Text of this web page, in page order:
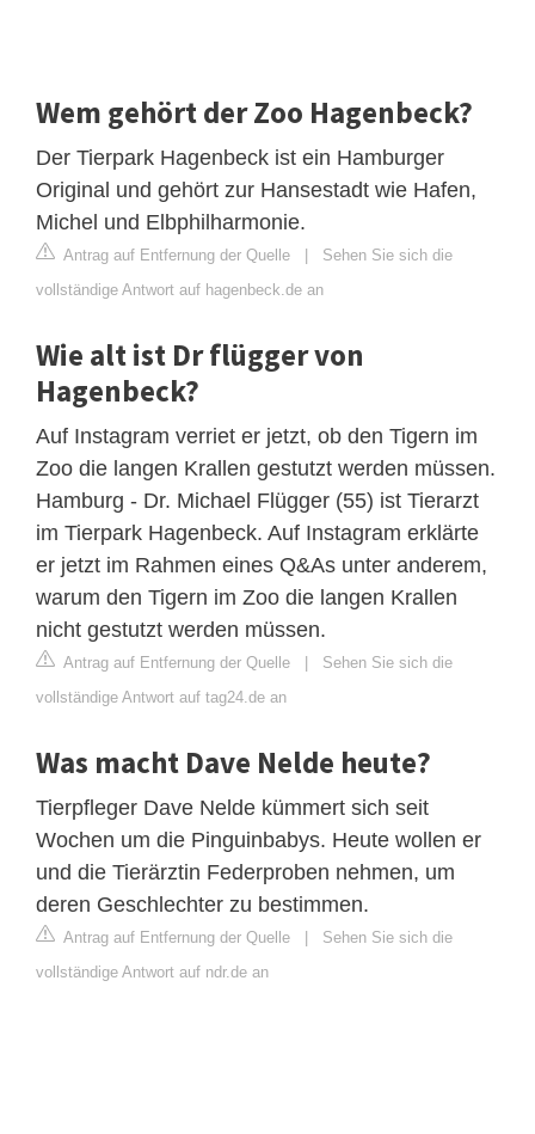
Wem gehört der Zoo Hagenbeck?
Der Tierpark Hagenbeck ist ein Hamburger
Original und gehört zur Hansestadt wie Hafen,
Michel und Elbphilharmonie.
Antrag auf Entfernung der Quelle | Sehen Sie sich die
vollständige Antwort auf hagenbeck.de an
Wie alt ist Dr flügger von
Hagenbeck?
Auf Instagram verriet er jetzt, ob den Tigern im
Zoo die langen Krallen gestutzt werden müssen.
Hamburg - Dr. Michael Flügger (55) ist Tierarzt
im Tierpark Hagenbeck. Auf Instagram erklärte
er jetzt im Rahmen eines Q&As unter anderem,
warum den Tigern im Zoo die langen Krallen
nicht gestutzt werden müssen.
Antrag auf Entfernung der Quelle | Sehen Sie sich die
vollständige Antwort auf tag24.de an
Was macht Dave Nelde heute?
Tierpfleger Dave Nelde kümmert sich seit
Wochen um die Pinguinbabys. Heute wollen er
und die Tierärztin Federproben nehmen, um
deren Geschlechter zu bestimmen.
Antrag auf Entfernung der Quelle | Sehen Sie sich die
vollständige Antwort auf ndr.de an